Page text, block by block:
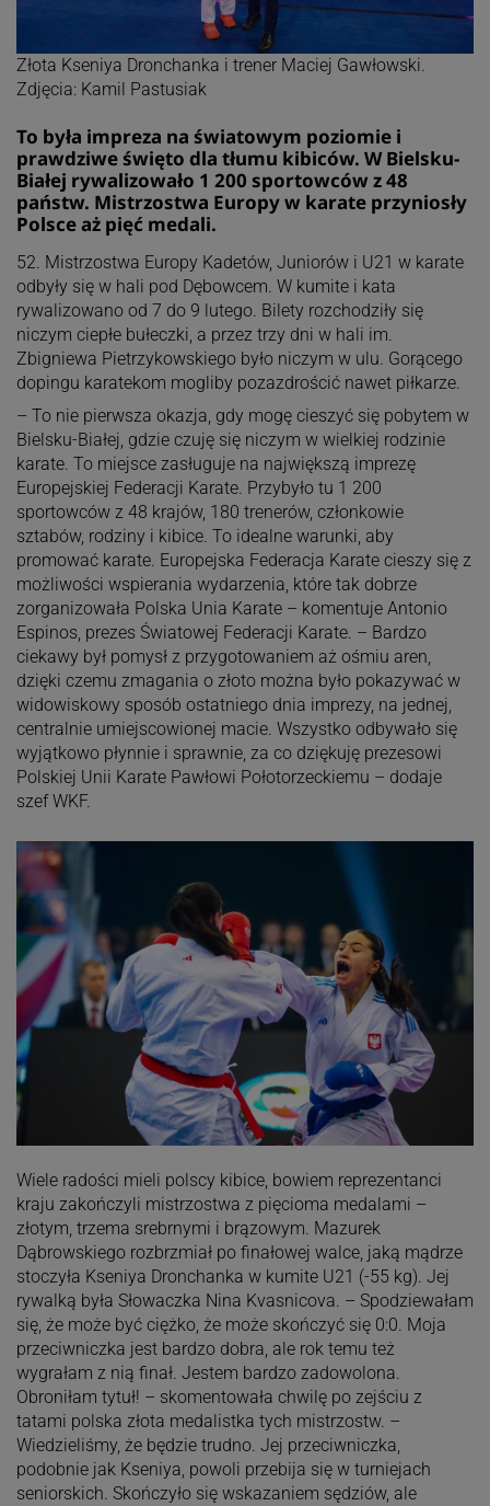
Złota Kseniya Dronchanka i trener Maciej Gawłowski.
Zdjęcia: Kamil Pastusiak
To była impreza na światowym poziomie i
prawdziwe święto dla tłumu kibiców. W Bielsku-
Białej rywalizowało 1 200 sportowców z 48
państw. Mistrzostwa Europy w karate przyniosły
Polsce aż pięć medali.
52. Mistrzostwa Europy Kadetów, Juniorów i U21 w karate
odbyły się w hali pod Dębowcem. W kumite i kata
rywalizowano od 7 do 9 lutego. Bilety rozchodziły się
niczym ciepłe bułeczki, a przez trzy dni w hali im.
Zbigniewa Pietrzykowskiego było niczym w ulu. Gorącego
dopingu karatekom mogliby pozazdrościć nawet piłkarze.
– To nie pierwsza okazja, gdy mogę cieszyć się pobytem w
Bielsku-Białej, gdzie czuję się niczym w wielkiej rodzinie
karate. To miejsce zasługuje na największą imprezę
Europejskiej Federacji Karate. Przybyło tu 1 200
sportowców z 48 krajów, 180 trenerów, członkowie
sztabów, rodziny i kibice. To idealne warunki, aby
promować karate. Europejska Federacja Karate cieszy się z
możliwości wspierania wydarzenia, które tak dobrze
zorganizowała Polska Unia Karate – komentuje Antonio
Espinos, prezes Światowej Federacji Karate. – Bardzo
ciekawy był pomysł z przygotowaniem aż ośmiu aren,
dzięki czemu zmagania o złoto można było pokazywać w
widowiskowy sposób ostatniego dnia imprezy, na jednej,
centralnie umiejscowionej macie. Wszystko odbywało się
wyjątkowo płynnie i sprawnie, za co dziękuję prezesowi
Polskiej Unii Karate Pawłowi Połotorzeckiemu – dodaje
szef WKF.
Wiele radości mieli polscy kibice, bowiem reprezentanci
kraju zakończyli mistrzostwa z pięcioma medalami –
złotym, trzema srebrnymi i brązowym. Mazurek
Dąbrowskiego rozbrzmiał po finałowej walce, jaką mądrze
stoczyła Kseniya Dronchanka w kumite U21 (-55 kg). Jej
rywalką była Słowaczka Nina Kvasnicova. – Spodziewałam
się, że może być ciężko, że może skończyć się 0:0. Moja
przeciwniczka jest bardzo dobra, ale rok temu też
wygrałam z nią finał. Jestem bardzo zadowolona.
Obroniłam tytuł! – skomentowała chwilę po zejściu z
tatami polska złota medalistka tych mistrzostw. –
Wiedzieliśmy, że będzie trudno. Jej przeciwniczka,
podobnie jak Kseniya, powoli przebija się w turniejach
seniorskich. Skończyło się wskazaniem sędziów, ale